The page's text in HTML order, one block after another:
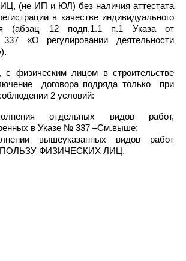
(не ИП и ЮЛ) без наличия аттестата
в качестве индивидуального
(абзац 12 подп.1.1 п.1 Указа от
«О регулировании деятельности
с физическим лицом в строительстве
договора подряда только при
2 условий:
отдельных видов работ,
в Указе № 337 –См.выше;
вышеуказанных видов работ
ФИЗИЧЕСКИХ ЛИЦ.